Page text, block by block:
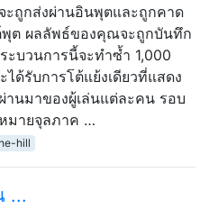
ถูกส่งผ่านอินพุตและถูกคาด
พุต ผลลัพธ์ของคุณจะถูกบันทึก
ะบวนการนี้จะทำซ้ำ 1,000
ด้รับการโต้แย้งเดียวที่แสดง
านมาของผู้เล่นแต่ละคน รอบ
มายจุลภาค …
hill
...